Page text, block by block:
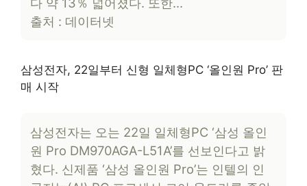
출처 : 데이터넷
삼성전자, 22일부터 신형 일체형PC ‘올인원 Pro’ 판
매 시작
삼성전자는 오는 22일 일체형PC ‘삼성 올인
원 Pro DM970AGA-L51A’를 선보인다고 밝
혔다. 신제품 ‘삼성 올인원 Pro’는 인텔의 인